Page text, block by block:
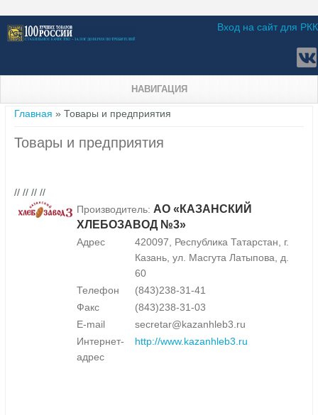
Вход на сайт для РКК
НАВИГАЦИЯ
Вы здесь
Главная » Товары и предприятия
Товары и предприятия
// // // //
Производитель: АО «КАЗАНСКИЙ
ХЛЕБОЗАВОД №3»
Адрес
420097, Республика Татарстан, г.
Казань, ул. Масгута Латыпова, д.
60
Телефон
(843)238-31-41
Факс
(843)238-31-03
E-mail
secretar@kazanhleb3.ru
Интернет-
адрес
http://www.kazanhleb3.ru